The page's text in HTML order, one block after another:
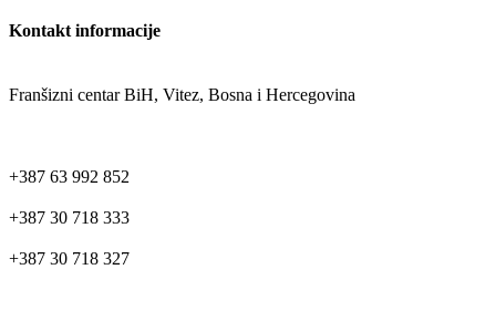
Kontakt informacije
Franšizni centar BiH, Vitez, Bosna i Hercegovina
+387 63 992 852
+387 30 718 333
+387 30 718 327